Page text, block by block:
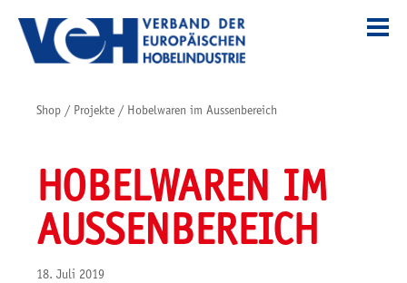
Shop / Projekte / Hobelwaren im Aussenbereich
HOBELWAREN IM
AUSSENBEREICH
18. Juli 2019